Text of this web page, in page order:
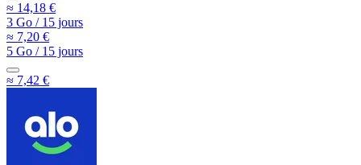
≈ 14,18 €
3 Go /15 jours
≈ 7,20 €
5 Go /15 jours
≈ 7,42 €